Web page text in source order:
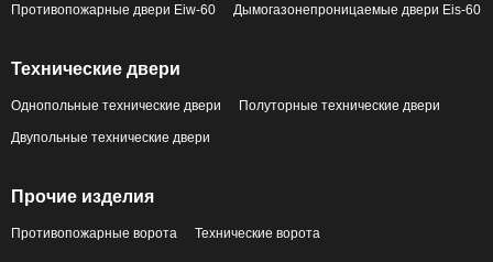
Противопожарные двери Eiw-60 Дымогазонепроницаемые двери Eis-60
Технические двери
Однопольные технические двери Полуторные технические двери
Двупольные технические двери
Прочие изделия
Противопожарные ворота Технические ворота